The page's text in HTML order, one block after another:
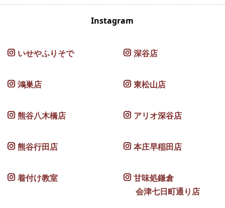
Instagram
いせやふりそで 深谷店
鴻巣店 東松山店
熊谷八木橋店 アリオ深谷店
熊谷行田店 本庄早稲田店
着付け教室
甘味処鎌倉
会津七日町通り店